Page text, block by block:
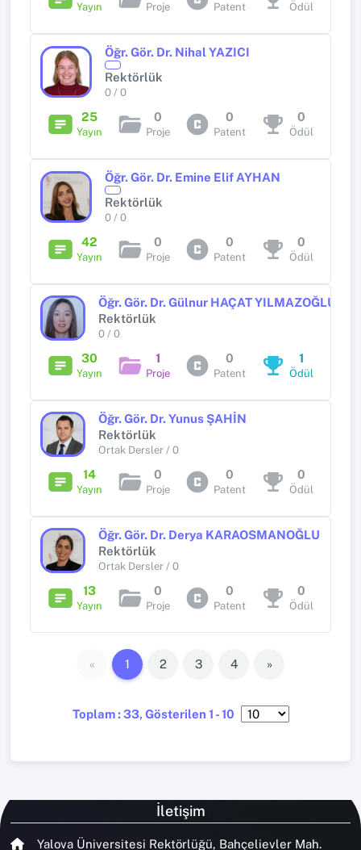
Yayın Proje Patent Ödül
Öğr. Gör. Dr. Nihal YAZICI
Rektörlük
0 / 0
25
Yayın
0
Proje
0
Patent
0
Ödül
Öğr. Gör. Dr. Emine Elif AYHAN
Rektörlük
0 / 0
42
Yayın
0
Proje
0
Patent
0
Ödül
Öğr. Gör. Dr. Gülnur HAÇAT YILMAZOĞLU
Rektörlük
0 / 0
30
Yayın
1
Proje
0
Patent
1
Ödül
Öğr. Gör. Dr. Yunus ŞAHİN
Rektörlük
Ortak Dersler / 0
14
Yayın
0
Proje
0
Patent
0
Ödül
Öğr. Gör. Dr. Derya KARAOSMANOĞLU
Rektörlük
Ortak Dersler / 0
13
Yayın
0
Proje
0
Patent
0
Ödül
Toplam : 33, Gösterilen 1 - 10
« 1 2 3 4 »
İletişim
Yalova Üniversitesi Rektörlüğü, Bahçelievler Mah.